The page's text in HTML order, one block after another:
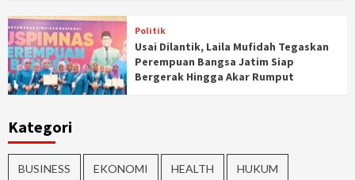
Politik
Usai Dilantik, Laila Mufidah Tegaskan
Perempuan Bangsa Jatim Siap
Bergerak Hingga Akar Rumput
Kategori
BUSINESS EKONOMI HEALTH HUKUM